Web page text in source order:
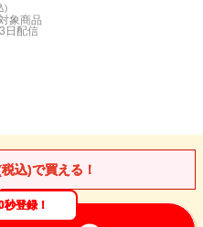
)
象商品
日 配信
税込)で買える！
登録！